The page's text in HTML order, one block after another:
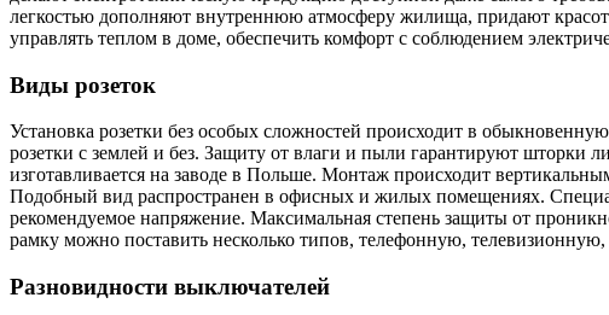
легкостью дополняют внутреннюю атмосферу жилища, придают
управлять теплом в доме, обеспечить комфорт с соблюдением
Виды розеток
Установка розетки без особых сложностей происходит в
розетки с землей и без. Защиту от влаги и пыли гарантируют шторки
изготавливается на заводе в Польше. Монтаж происходит
Подобный вид распространен в офисных и жилых помещениях.
рекомендуемое напряжение. Максимальная степень защиты от
рамку можно поставить несколько типов, телефонную,
Разновидности выключателей